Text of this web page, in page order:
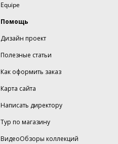
Equipe
Помощь
Дизайн проект
Полезные статьи
Как оформить заказ
Карта сайта
Написать директору
Тур по магазину
ВидеоОбзоры коллекций